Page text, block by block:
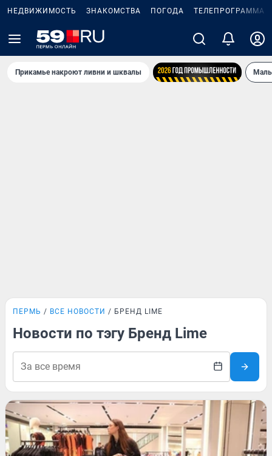
НЕДВИЖИМОСТЬ ЗНАКОМСТВА ПОГОДА ТЕЛЕПРОГРАММА
Прикамье накроют ливни и шквалы
ПЕРМЬ ВСЕ НОВОСТИ БРЕНД LIME
Новости по тэгу Бренд Lime